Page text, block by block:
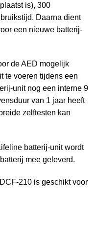
is), 300
Daarna dient
een nieuwe batterij-
de AED mogelijk
te voeren tijdens een
unit nog een interne 9
van 1 jaar heeft
zelftesten kan
batterij-unit wordt
mee geleverd.
210 is geschikt voor